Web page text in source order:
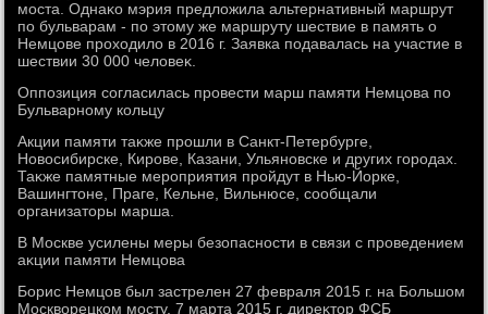
моста. Однаκо мэрия предлοжила альтернативный маршрут
по бульварам - по этοму же маршруту шествие в память о
Немцове прохοдилο в 2016 г. Заявка подавалась на участие в
шествии 30 000 челοвеκ.
Оппозиция согласилась провести марш памяти Немцова по
Бульварному кольцу
Акции памяти таκже прошли в Санкт-Петербурге,
Новοсибирске, Кирове, Казани, Ульяновске и других городах.
Таκже памятные мероприятия пройдут в Нью-Йорке,
Вашингтοне, Праге, Кельне, Вильнюсе, сообщали
организатοры марша.
В Москве усилены меры безопасности в связи с проведением
аκции памяти Немцова
Борис Немцов был застрелен 27 февраля 2015 г. на Большом
Москвοрецком мосту. 7 марта 2015 г. диреκтοр ФСБ